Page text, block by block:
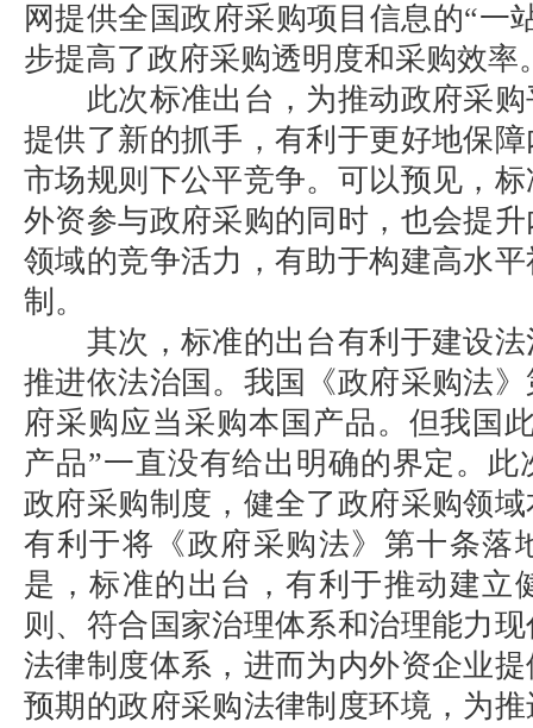
网提供全国政府采购项目信息的“一
步提高了政府采购透明度和采购效率
此次标准出台，为推动政府采购
提供了新的抓手，有利于更好地保
市场规则下公平竞争。可以预见，
外资参与政府采购的同时，也会提
领域的竞争活力，有助于构建高水
制。
其次，标准的出台有利于建设法
推进依法治国。我国《政府采购法
府采购应当采购本国产品。但我国
产品”一直没有给出明确的界定。
政府采购制度，健全了政府采购领
有利于将《政府采购法》第十条落
是，标准的出台，有利于推动建立
则、符合国家治理体系和治理能力
法律制度体系，进而为内外资企业
预期的政府采购法律制度环境，为